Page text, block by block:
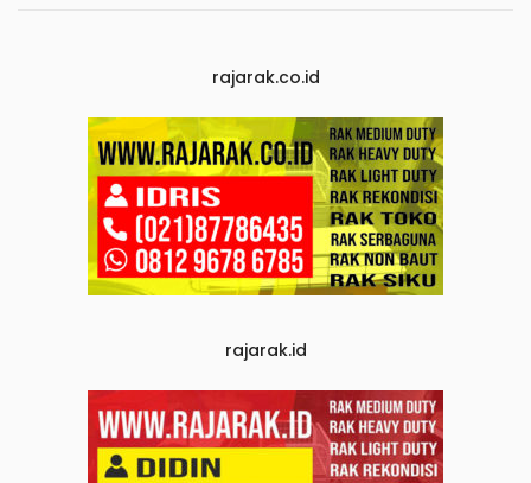
rajarak.co.id
rajarak.id